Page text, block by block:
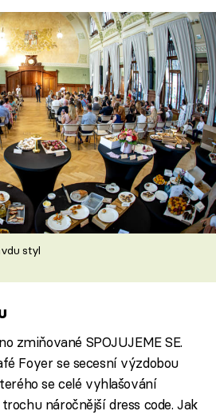
styl
zmiňované SPOJUJEME SE.
Foyer se secesní výzdobou
se celé vyhlašování
náročnější dress code. Jak